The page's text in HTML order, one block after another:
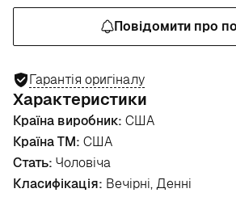
Повідомити про
Гарантія оригіналу
Характеристики
Країна виробник: США
Країна ТМ: США
Стать: Чоловіча
Класифікація: Вечірні, Денні